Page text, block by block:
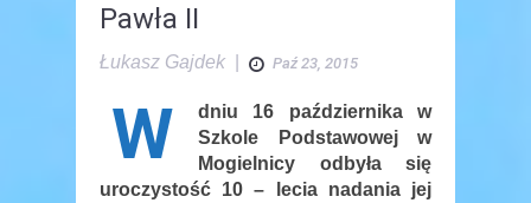
Pawła II
Łukasz Gajdek Paź 23, 2015
W
dniu 16 października w
Szkole Podstawowej w
Mogielnicy odbyła się
uroczystość 10 – lecia nadania jej